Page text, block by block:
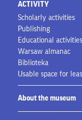
ACTIVITY
Scholarly activities
Publishing
Educational activities
Warsaw almanac
Biblioteka
Usable space for
About the museum